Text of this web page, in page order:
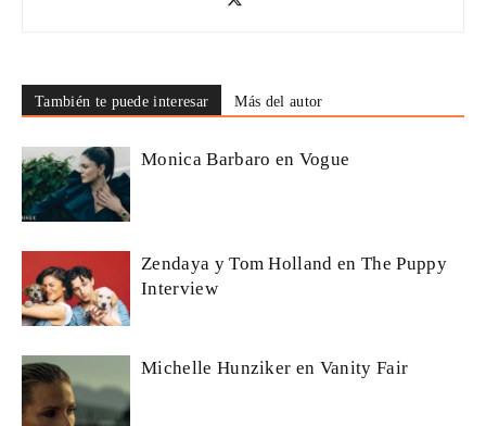
También te puede interesar Más del autor
Monica Barbaro en Vogue
Zendaya y Tom Holland en The Puppy
Interview
Michelle Hunziker en Vanity Fair